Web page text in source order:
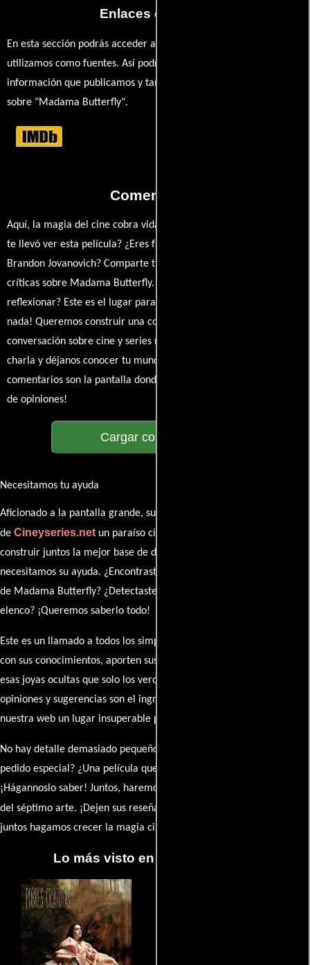
Enlaces externos
En esta sección podrás acceder a los recursos externos que
utilizamos como fuentes. Así podrás chequear toda la
información que publicamos y también ampliar tu conocimiento
sobre "Madama Butterfly".
Comentarios
Aquí, la magia del cine cobra vida a través de tus opiniones. ¿Qué
te llevó ver esta película? ¿Eres fan de Patricia Racette o
Brandon Jovanovich? Comparte tus pensamientos, emociones y
críticas sobre Madama Butterfly. ¿Te hizo reír, llorar o
reflexionar? Este es el lugar para expresarlo. ¡No te guardes
nada! Queremos construir una comunidad apasionada donde la
conversación sobre cine y series nunca se detenga. Únete a la
charla y déjanos conocer tu mundo cinematográfico. ¡Los
comentarios son la pantalla donde se proyecta nuestra diversidad
de opiniones!
Cargar comentarios
Necesitamos tu ayuda
Aficionado a la pantalla grande, su participación es clave para hacer
de Cineyseries.netun paraíso cinéfilo completo. Queremos
construir juntos la mejor base de datos cinematográfica, pero
necesitamos su ayuda. ¿Encontraste algún dato faltante en la ficha
de Madama Butterfly? ¿Detectaste algún error en la sinopsis o el
elenco? ¡Queremos saberlo todo!
Este es un llamado a todos los simpatizantes del cine: contribuyan
con sus conocimientos, aporten sus descubrimientos y compartan
esas joyas ocultas que solo los verdaderos fanáticos conocen. Sus
opiniones y sugerencias son el ingrediente secreto que hará de
nuestra web un lugar insuperable para los amantes del celuloide.
No hay detalle demasiado pequeño ni opinión insignificante. ¿Algún
pedido especial? ¿Una película que sueñas con ver reseñada?
¡Hágannoslo saber! Juntos, haremos de esta comunidad el epicentro
del séptimo arte. ¡Dejen sus reseña en la
juntos hagamos crecer la magia cinematográfica!
Lo más visto en Cineyseries.net